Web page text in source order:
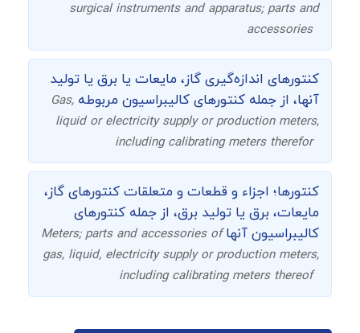
surgical instruments and apparatus; parts and
accessories
کنتورهای اندازه‌گیری گاز، مایعات یا برق یا تولید
آنها، از جمله کنتورهای کالیبراسیون مربوطه Gas,
liquid or electricity supply or production meters,
including calibrating meters therefor
کنتورها؛ اجزاء و قطعات و متعلقات کنتورهای گاز،
مایعات، برق یا تولید برق، از جمله کنتورهای
کالیبراسیون آنهاMeters; parts and accessories of
gas, liquid, electricity supply or production meters,
including calibrating meters thereof